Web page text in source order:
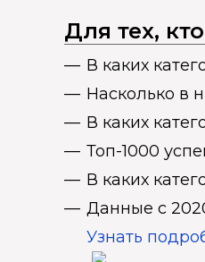
Для тех,
В каких
Насколько в
В каких
Топ-1000
В каких
Данные с
Узнать